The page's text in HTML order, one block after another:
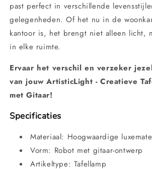
past perfect in verschillende
gelegenheden. Of het nu in de
kantoor is, het brengt niet alleen licht,
in elke ruimte.
Ervaar het verschil en verzeker
van jouw ArtisticLight - Creatieve
met Gitaar!
Specificaties
Materiaal: Hoogwaardige
Vorm: Robot met gitaar-ontwerp
Artikeltype: Tafellamp